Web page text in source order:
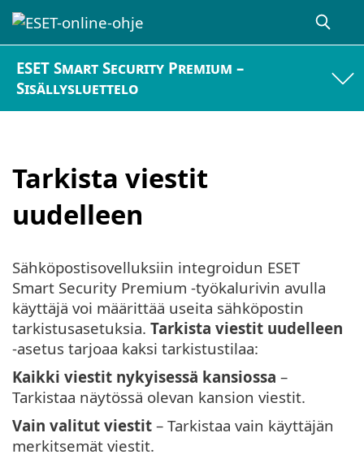
ESET Smart Security Premium –
Sisällysluettelo
Tarkista viestit
uudelleen
Sähköpostisovelluksiin integroidun ESET
Smart Security Premium -työkalurivin avulla
käyttäjä voi määrittää useita sähköpostin
tarkistusasetuksia. Tarkista viestit uudelleen
-asetus tarjoaa kaksi tarkistustilaa:
Kaikki viestit nykyisessä kansiossa –
Tarkistaa näytössä olevan kansion viestit.
Vain valitut viestit – Tarkistaa vain käyttäjän
merkitsemät viestit.